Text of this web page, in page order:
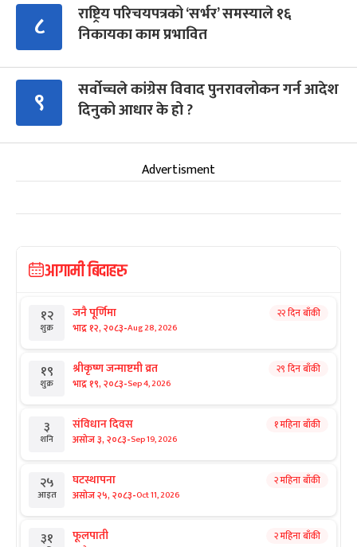
८
राष्ट्रिय परिचयपत्रको ‘सर्भर’ समस्याले १६
निकायका काम प्रभावित
९
सर्वोच्चले कांग्रेस विवाद पुनरावलोकन गर्न आदेश
दिनुको आधार के हो ?
Advertisment
आगामी बिदाहरु
१२
शुक्र
जनै पूर्णिमा
भाद्र १२, २०८३-Aug 28, 2026
२२ दिन बाँकी
१९
शुक्र
श्रीकृष्ण जन्माष्टमी व्रत
भाद्र १९, २०८३-Sep 4, 2026
२९ दिन बाँकी
३
शनि
संविधान दिवस
असोज ३, २०८३-Sep 19, 2026
१ महिना बाँकी
२५
आइत
घटस्थापना
असोज २५, २०८३-Oct 11, 2026
२ महिना बाँकी
३१ फूलपाती २ महिना बाँकी